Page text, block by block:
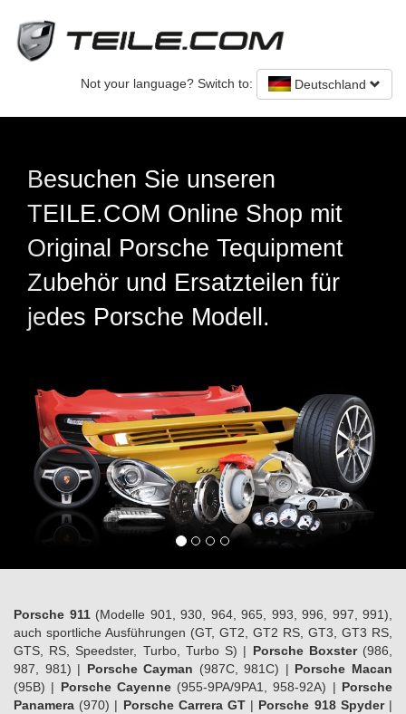
Not your language? Switch to: Deutschland
mit
für
Original Porsche
neu und gebraucht
Porsche 911(Modelle 901, 930, 964, 965, 993, 996, 997, 991),
auch sportliche Ausführungen (GT, GT2, GT2 RS, GT3, GT3 RS,
GTS, RS, Speedster, Turbo, Turbo S) | Porsche Boxster(986,
987, 981) | Porsche Cayman (987C, 981C) | Porsche Macan
(95B) | Porsche Cayenne(955-9PA/9PA1, 958-92A) | Porsche
Panamera (970) | Porsche Carrera GT | Porsche 918 Spyder|